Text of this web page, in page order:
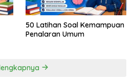
50 Latihan Soal Kemampuan
Penalaran Umum